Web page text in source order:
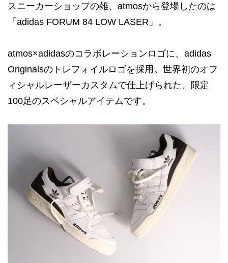
スニーカーショップの雄、atmosから登場したのは
「adidas FORUM 84 LOW LASER」。
atmos×adidasのコラボレーションロゴに、adidas
Originalsのトレフォイルロゴを採用。世界初のオフ
ィシャルレーザーカスタムで仕上げられた、限定
100足のスペシャルアイテムです。